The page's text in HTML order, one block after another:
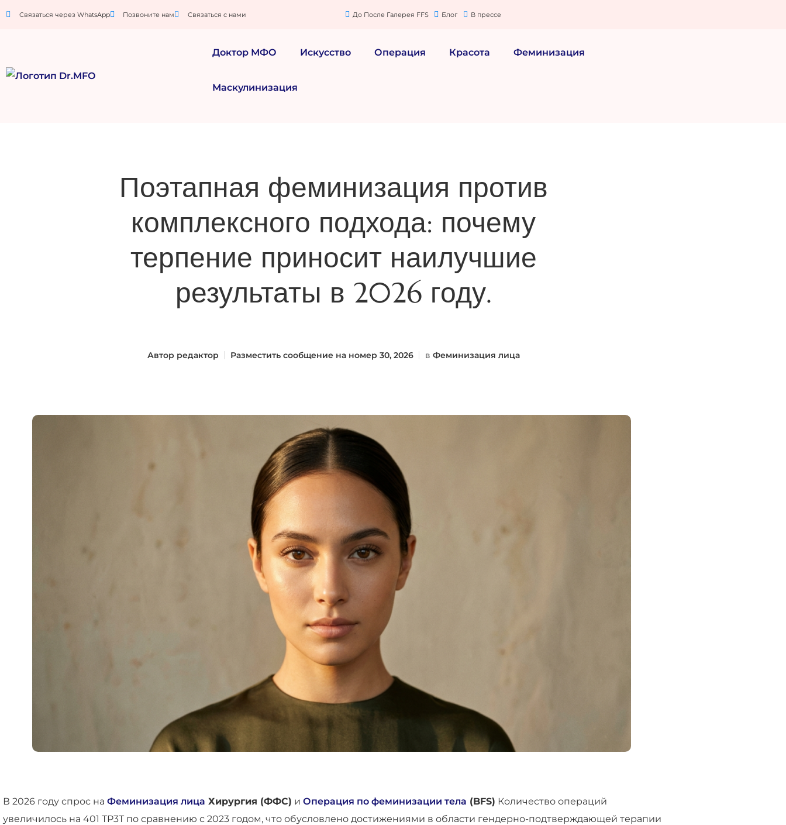
Связаться через WhatsApp Позвоните нам Связаться с нами До После Галерея FFS Блог В прессе
Доктор МФО Искусство Операция Красота Феминизация
Маскулинизация
Поэтапная феминизация против
комплексного подхода: почему
терпение приносит наилучшие
результаты в 2026 году.
Автор редактор Разместить сообщение наномер 30, 2026 в Феминизация лица
В 2026 году спрос на Феминизация лица Хирургия (ФФС) и Операция по феминизации тела (BFS) Количество операций
увеличилось на 401 TP3T по сравнению с 2023 годом, что обусловлено достижениями в области гендерно-подтверждающей терапии